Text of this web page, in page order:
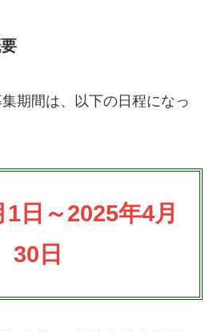
期間は、以下の日程になっ
日～2025年4月
30日